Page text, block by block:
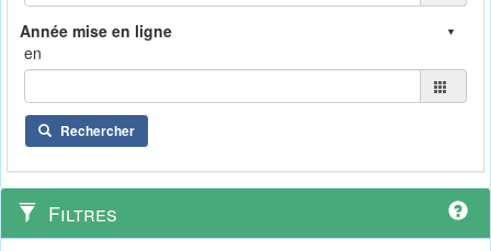
en
Rechercher
Filtres